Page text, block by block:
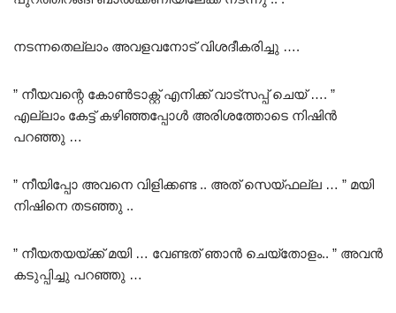
നടന്നതെല്ലാം അവളവനോട് വിശദീകരിച്ചു ….
” നീയവന്റെ കോൺടാക്റ്റ് എനിക്ക് വാട്സപ്പ് ചെയ് …. ”
എല്ലാം കേട്ട് കഴിഞ്ഞപ്പോൾ അരിശത്തോടെ നിഷിൻ
പറഞ്ഞു …
” നീയിപ്പോ അവനെ വിളിക്കണ്ട .. അത് സെയ്ഫല്ല … ” മയി
നിഷിനെ തടഞ്ഞു ..
” നീയതയയ്ക്ക് മയി … വേണ്ടത് ഞാൻ ചെയ്തോളം.. ” അവൻ
കടുപ്പിച്ചു പറഞ്ഞു …